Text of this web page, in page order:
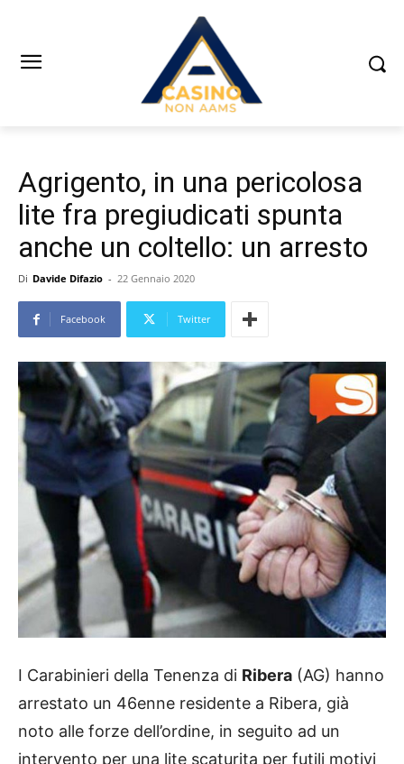
Agrigento, in una pericolosa
lite fra pregiudicati spunta
anche un coltello: un arresto
Di Davide Difazio - 22 Gennaio 2020
Facebook Twitter
I Carabinieri della Tenenza di Ribera (AG) hanno
arrestato un 46enne residente a Ribera, già
noto alle forze dell’ordine, in seguito ad un
intervento per una lite scaturita per futili motivi